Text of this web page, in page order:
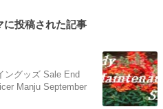
に投稿された記事
ングッズ Sale End
Manju September